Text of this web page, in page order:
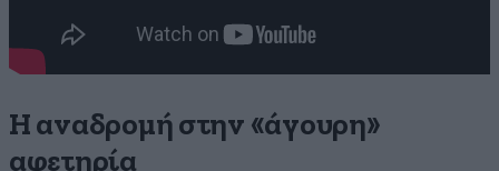
Η αναδρομή στην «άγουρη»
αφετηρία